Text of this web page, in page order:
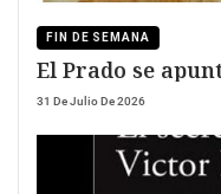
FIN DE SEMANA
El Prado se
31 De Julio De 2026